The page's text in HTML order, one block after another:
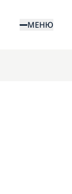
основномуМЕНЮ